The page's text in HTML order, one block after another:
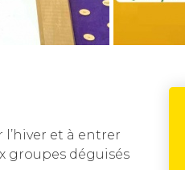
l’hiver et à entrer
groupes déguisés